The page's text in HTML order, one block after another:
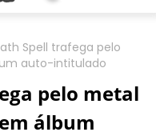
Spell trafega pelo
auto-intitulado
pelo metal
álbum